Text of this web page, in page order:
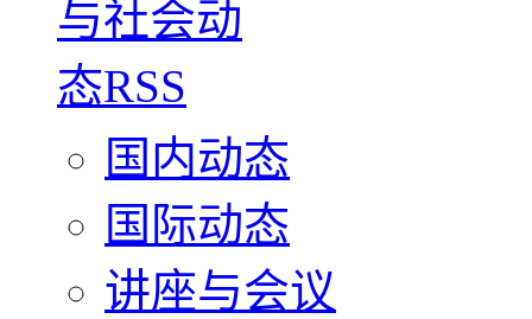
国内动态
国际动态
讲座与会议